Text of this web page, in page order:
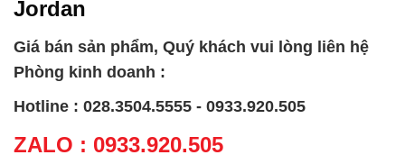
Jordan
Giá bán sản phẩm, Quý khách vui lòng liên hệ
Phòng kinh doanh :
Hotline : 028.3504.5555 - 0933.920.505
ZALO : 0933.920.505